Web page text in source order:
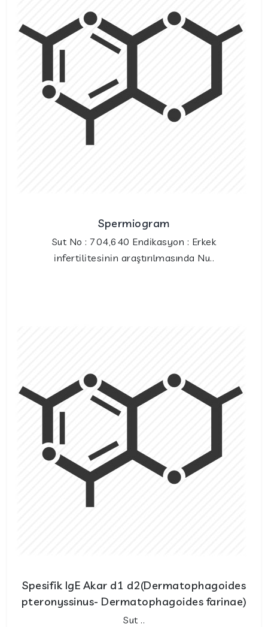
Spermiogram
Sut No : 704,640 Endikasyon : Erkek
infertilitesinin araştırılmasında Nu..
Spesifik IgE Akar d1 d2(Dermatophagoides
pteronyssinus- Dermatophagoides farinae)
Sut ..